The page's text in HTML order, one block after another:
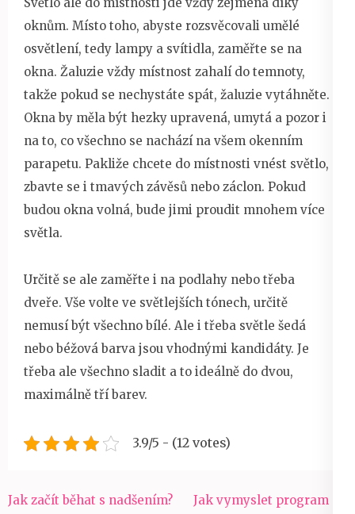
Světlo ale do místnosti jde vždy zejména díky
oknům. Místo toho, abyste rozsvěcovali umělé
osvětlení, tedy lampy a svítidla, zaměřte se na
okna. Žaluzie vždy místnost zahalí do temnoty,
takže pokud se nechystáte spát, žaluzie vytáhněte.
Okna by měla být hezky upravená, umytá a pozor i
na to, co všechno se nachází na všem okenním
parapetu. Pakliže chcete do místnosti vnést světlo,
zbavte se i tmavých závěsů nebo záclon. Pokud
budou okna volná, bude jimi proudit mnohem více
světla.
Určitě se ale zaměřte i na podlahy nebo třeba
dveře. Vše volte ve světlejších tónech, určitě
nemusí být všechno bílé. Ale i třeba světle šedá
nebo béžová barva jsou vhodnými kandidáty. Je
třeba ale všechno sladit a to ideálně do dvou,
maximálně tří barev.
3.9/5 - (12 votes)
Navigace
Jak začít běhat s nadšením? Jak vymyslet program na